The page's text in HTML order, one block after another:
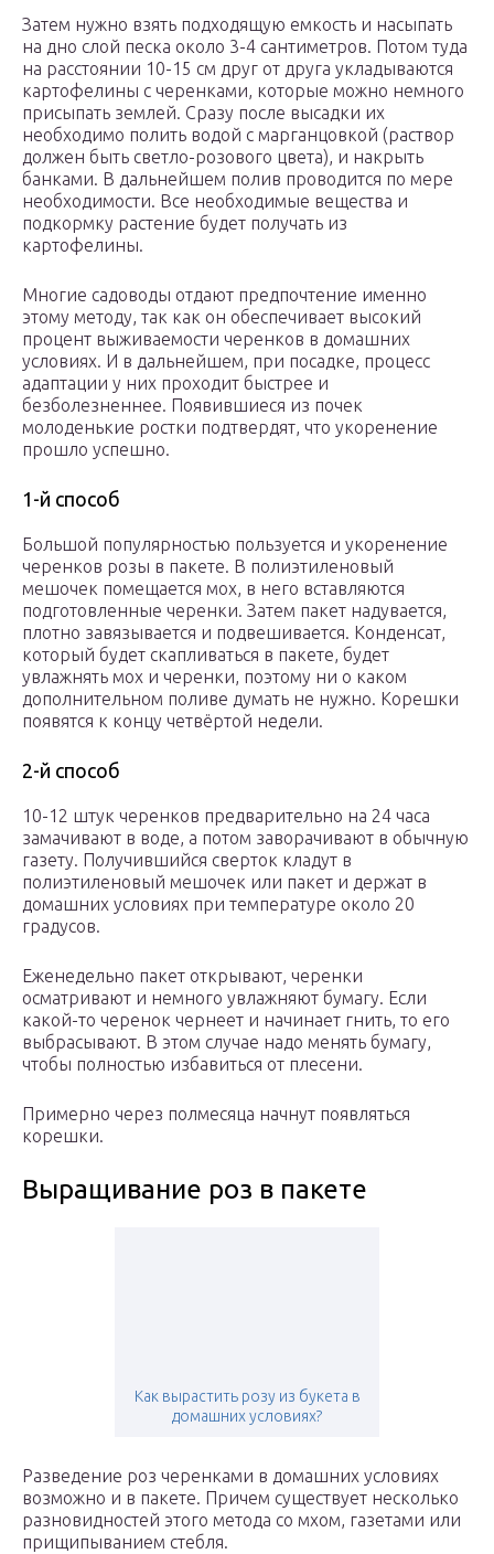
Затем нужно взять подходящую емкость и насыпать
на дно слой песка около 3-4 сантиметров. Потом туда
на расстоянии 10-15 см друг от друга укладываются
картофелины с черенками, которые можно немного
присыпать землей. Сразу после высадки их
необходимо полить водой с марганцовкой (раствор
должен быть светло-розового цвета), и накрыть
банками. В дальнейшем полив проводится по мере
необходимости. Все необходимые вещества и
подкормку растение будет получать из
картофелины.
Многие садоводы отдают предпочтение именно
этому методу, так как он обеспечивает высокий
процент выживаемости черенков в домашних
условиях. И в дальнейшем, при посадке, процесс
адаптации у них проходит быстрее и
безболезненнее. Появившиеся из почек
молоденькие ростки подтвердят, что укоренение
прошло успешно.
1-й способ
Большой популярностью пользуется и укоренение
черенков розы в пакете. В полиэтиленовый
мешочек помещается мох, в него вставляются
подготовленные черенки. Затем пакет надувается,
плотно завязывается и подвешивается. Конденсат,
который будет скапливаться в пакете, будет
увлажнять мох и черенки, поэтому ни о каком
дополнительном поливе думать не нужно. Корешки
появятся к концу четвёртой недели.
2-й способ
10-12 штук черенков предварительно на 24 часа
замачивают в воде, а потом заворачивают в обычную
газету. Получившийся сверток кладут в
полиэтиленовый мешочек или пакет и держат в
домашних условиях при температуре около 20
градусов.
Еженедельно пакет открывают, черенки
осматривают и немного увлажняют бумагу. Если
какой-то черенок чернеет и начинает гнить, то его
выбрасывают. В этом случае надо менять бумагу,
чтобы полностью избавиться от плесени.
Примерно через полмесяца начнут появляться
корешки.
Выращивание роз в пакете
Как вырастить розу из букета в
домашних условиях?
Разведение роз черенками в домашних условиях
возможно и в пакете. Причем существует несколько
разновидностей этого метода со мхом, газетами или
прищипыванием стебля.